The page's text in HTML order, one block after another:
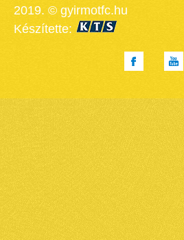
2019. © gyirmotfc.hu
Készítette: